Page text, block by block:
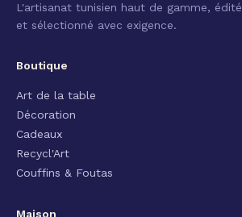
L'artisanat tunisien haut de gamme, édité
et sélectionné avec exigence.
Boutique
Art de la table
Décoration
Cadeaux
Recycl'Art
Couffins & Foutas
Maison